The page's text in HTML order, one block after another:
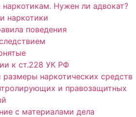
наркотикам. Нужен ли адвокат?
наркотики
поведения
к ст.228 УК РФ
размеры наркотических средств
и правозащитных
с материалами дела